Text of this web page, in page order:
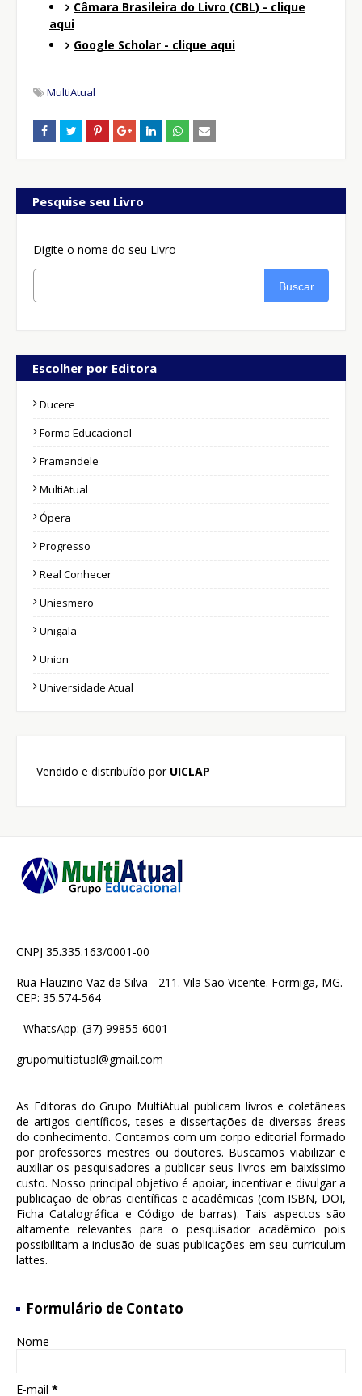
Câmara Brasileira do Livro (CBL) - clique
aqui
Google Scholar - clique aqui
MultiAtual
Pesquise seu Livro
Digite o nome do seu Livro
Buscar
Escolher por Editora
Ducere
Forma Educacional
Framandele
MultiAtual
Ópera
Progresso
Real Conhecer
Uniesmero
Unigala
Union
Universidade Atual
Vendido e distribuído por UICLAP
CNPJ 35.335.163/0001-00
Rua Flauzino Vaz da Silva - 211. Vila São Vicente. Formiga, MG.
CEP: 35.574-564
- WhatsApp: (37) 99855-6001
grupomultiatual@gmail.com
As Editoras do Grupo MultiAtual publicam livros e coletâneas
de artigos científicos, teses e dissertações de diversas áreas
do conhecimento. Contamos com um corpo editorial formado
por professores mestres ou doutores. Buscamos viabilizar e
auxiliar os pesquisadores a publicar seus livros em baixíssimo
custo. Nosso principal objetivo é apoiar, incentivar e divulgar a
publicação de obras científicas e acadêmicas (com ISBN, DOI,
Ficha Catalográfica e Código de barras). Tais aspectos são
altamente relevantes para o pesquisador acadêmico pois
possibilitam a inclusão de suas publicações em seu curriculum
lattes.
Formulário de Contato
Nome
E-mail *